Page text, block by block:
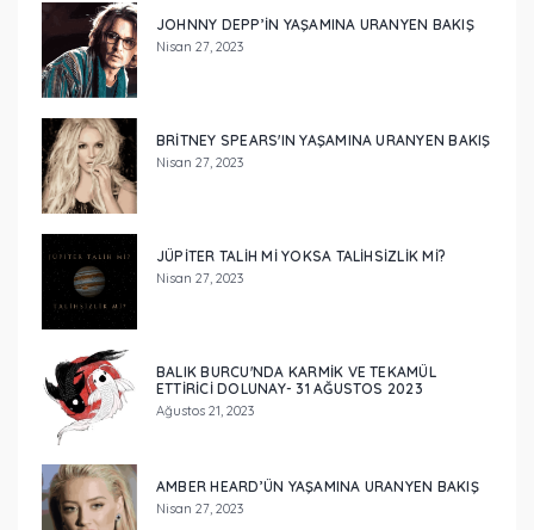
JOHNNY DEPP’IN YAŞAMINA URANYEN BAKIŞ
Nisan 27, 2023
BRİTNEY SPEARS'IN YAŞAMINA URANYEN BAKIŞ
Nisan 27, 2023
JÜPİTER TALİH Mİ YOKSA TALİHSİZLİK Mİ?
Nisan 27, 2023
BALIK BURCU'NDA KARMİK VE TEKAMÜL
ETTİRİCİ DOLUNAY- 31 AĞUSTOS 2023
Ağustos 21, 2023
AMBER HEARD’ÜN YAŞAMINA URANYEN BAKIŞ
Nisan 27, 2023